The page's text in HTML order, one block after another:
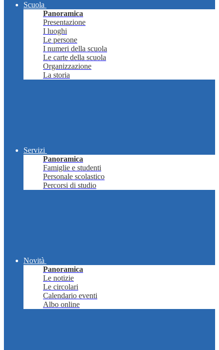
Scuola
Panoramica
Presentazione
I luoghi
Le persone
I numeri della scuola
Le carte della scuola
Organizzazione
La storia
Servizi
Panoramica
Famiglie e studenti
Personale scolastico
Percorsi di studio
Novità
Panoramica
Le notizie
Le circolari
Calendario eventi
Albo online